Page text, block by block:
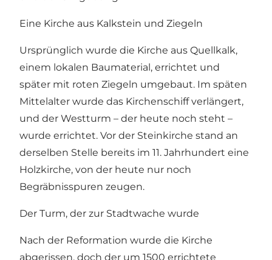
Eine Kirche aus Kalkstein und Ziegeln
Ursprünglich wurde die Kirche aus Quellkalk,
einem lokalen Baumaterial, errichtet und
später mit roten Ziegeln umgebaut. Im späten
Mittelalter wurde das Kirchenschiff verlängert,
und der Westturm – der heute noch steht –
wurde errichtet. Vor der Steinkirche stand an
derselben Stelle bereits im 11. Jahrhundert eine
Holzkirche, von der heute nur noch
Begräbnisspuren zeugen.
Der Turm, der zur Stadtwache wurde
Nach der Reformation wurde die Kirche
abgerissen, doch der um 1500 errichtete